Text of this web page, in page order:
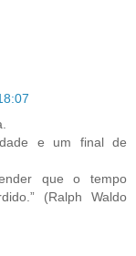
e um final de
que o tempo
(Ralph Waldo